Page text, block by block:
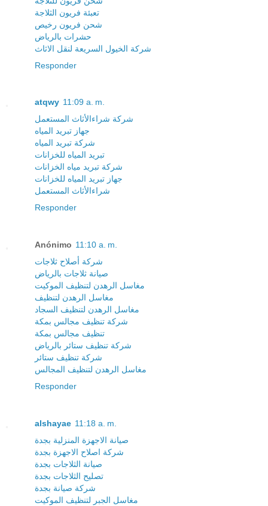
تعبئة فريون الثلاجة
شحن فريون رخيص
حشرات بالرياض
شركة الخيول السريعة لنقل الاثاث
Responder
atqwy 11:09 a. m.
شركة شراءالأثاث المستعمل
جهاز تبريد المياه
شركة تبريد المياه
تبريد المياه للخزانات
شركة تبريد مياه الخزانات
جهاز تبريد المياه للخزانات
شراءالأثاث المستعمل
Responder
Anónimo 11:10 a. m.
شركة أصلاح ثلاجات
صيانة ثلاجات بالرياض
مغاسل الرهدن لتنظيف الموكيت
مغاسل الرهدن لتنظيف
مغاسل الرهدن لتنظيف السجاد
شركة تنظيف مجالس بمكة
تنظيف مجالس بمكة
شركة تنظيف ستائر بالرياض
شركة تنظيف ستائر
مغاسل الرهدن لتنظيف المجالس
Responder
alshayae 11:18 a. m.
صيانة الاجهزة المنزلية بجدة
شركة اصلاح الاجهزة بجدة
صيانة الثلاجات بجدة
تصليح الثلاجات بجدة
مغاسل الجبر لتنظيف الموكيت